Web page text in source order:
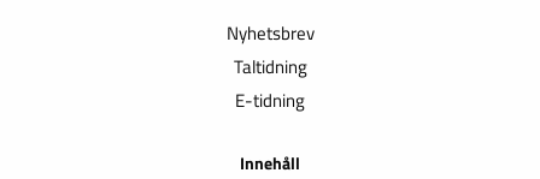
Nyhetsbrev
Taltidning
E-tidning
Innehåll